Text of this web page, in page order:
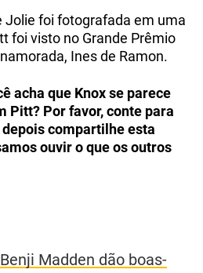
Jolie foi fotografada em uma
foi visto no Grande Prêmio
Ines de Ramon.
acha que Knox se parece
Pitt? Por favor, conte para
depois compartilhe esta
ouvir o que os outros
Madden dão boas-